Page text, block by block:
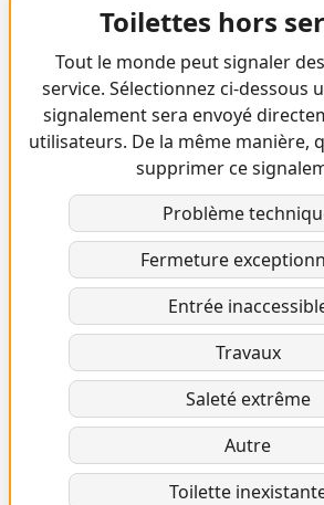
Toilettes hors
Tout le monde peut signaler
service. Sélectionnez ci-dessous
signalement sera envoyé
utilisateurs. De la même manière,
supprimer ce
Problème
Fermeture
Entrée
Travaux
Saleté extrême
Autre
Toilette